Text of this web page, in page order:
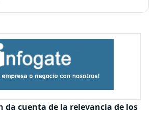
da cuenta de la relevancia de los